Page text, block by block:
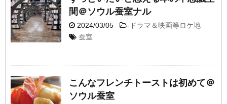
間＠ソウル蚕室ナル
2024/03/05 - ドラマ＆映画等ロケ地
蚕室
こんなフレンチトーストは初めて＠
ソウル蚕室